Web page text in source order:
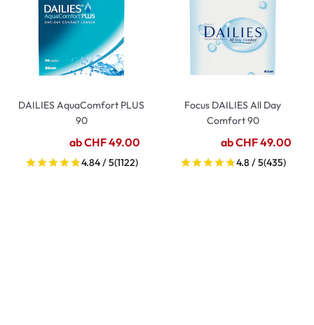
DAILIES AquaComfort PLUS
90
ab CHF 49.00
4.84 / 5(1122)
Focus DAILIES All Day
Comfort 90
ab CHF 49.00
4.8 / 5(435)